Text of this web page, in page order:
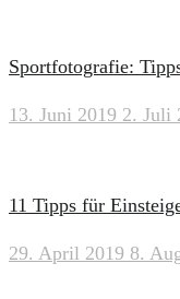
Sportfotografie:
13. Juni 2019 2. Juli
11 Tipps für
29. April 2019 8.